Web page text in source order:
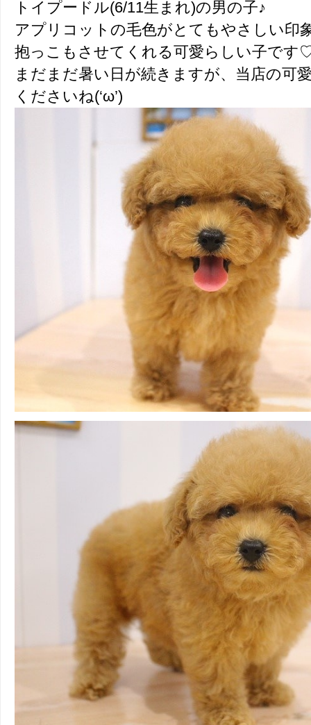
トイプードル(6/11生まれ)の男の子♪
アプリコットの毛色がとてもやさしい印
抱っこもさせてくれる可愛らしい子です
まだまだ暑い日が続きますが、当店の可
くださいね(‘ω’)